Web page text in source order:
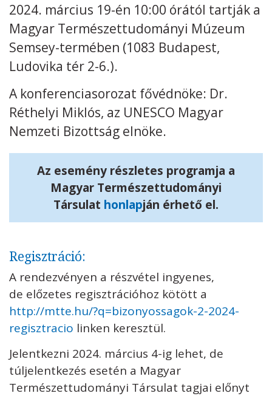
Adatkezelési tájékoztató Impresszum
Technikai információk
2024. március 19-én 10:00 órától tartják a
Magyar Természettudományi Múzeum
Semsey-termében (1083 Budapest,
Ludovika tér 2-6.).
A konferenciasorozat fővédnöke: Dr.
Réthelyi Miklós, az UNESCO Magyar
Nemzeti Bizottság elnöke.
Az esemény részletes programja a
Magyar Természettudományi
Társulat honlapján érhető el.
Regisztráció:
A rendezvényen a részvétel ingyenes,
de előzetes regisztrációhoz kötött a
http://mtte.hu/?q=bizonyossagok-2-2024-
regisztracio linken keresztül.
Jelentkezni 2024. március 4-ig lehet, de
túljelentkezés esetén a Magyar
Természettudományi Társulat tagjai előnyt